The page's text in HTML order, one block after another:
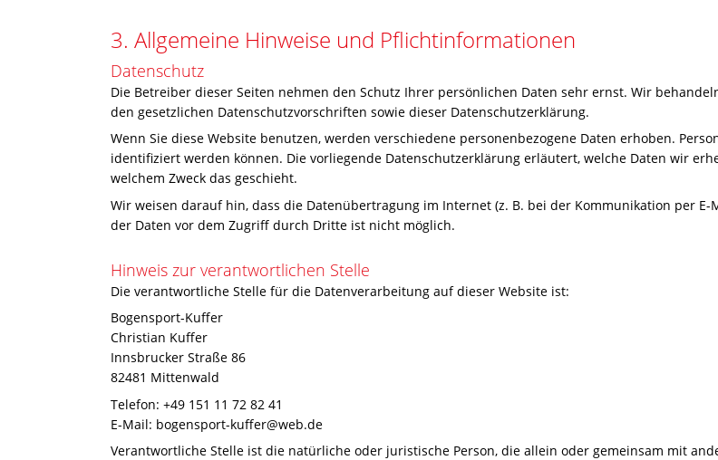
3. Allgemeine Hinweise und Pflicht­informationen
Datenschutz
Die Betreiber dieser Seiten nehmen den Schutz Ihrer persönlichen Daten sehr ernst. Wir
den gesetzlichen Datenschutzvorschriften sowie dieser Datenschutzerklärung.
Wenn Sie diese Website benutzen, werden verschiedene personenbezogene Daten erhoben.
identifiziert werden können. Die vorliegende Datenschutzerklärung erläutert, welche Daten wir
welchem Zweck das geschieht.
Wir weisen darauf hin, dass die Datenübertragung im Internet (z. B. bei der Kommunikation per
der Daten vor dem Zugriff durch Dritte ist nicht möglich.
Hinweis zur verantwortlichen Stelle
Die verantwortliche Stelle für die Datenverarbeitung auf dieser Website ist:
Bogensport-Kuffer
Christian Kuffer
Innsbrucker Straße 86
82481 Mittenwald
Telefon: +49 151 11 72 82 41
E-Mail: bogensport-kuffer@web.de
Verantwortliche Stelle ist die natürliche oder juristische Person, die allein oder gemeinsam mit